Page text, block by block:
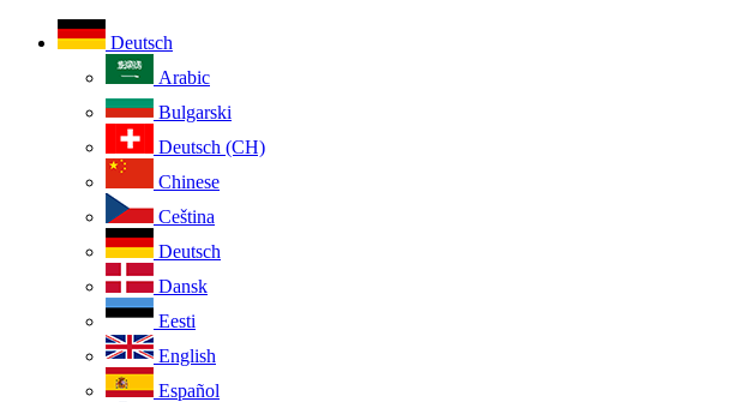
Deutsch
Arabic
Bulgarski
Deutsch (CH)
Chinese
Ceština
Deutsch
Dansk
Eesti
English
Español